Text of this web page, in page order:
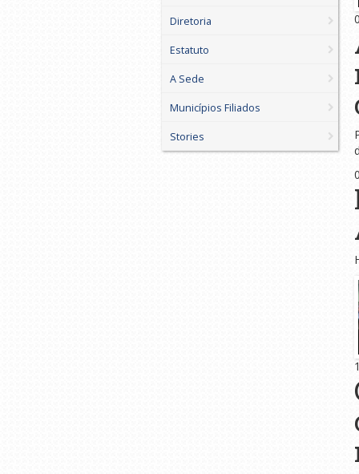
Diretoria
Estatuto
A Sede
Municípios Filiados
Stories